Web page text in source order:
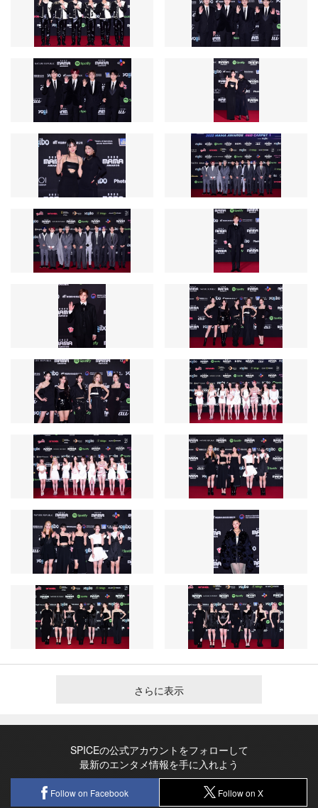
さらに表示
SPICEの公式アカウントをフォローして
最新のエンタメ情報を手に入れよう
Follow on Facebook Follow on X